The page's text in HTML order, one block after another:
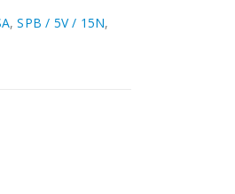
,SPB / 5V / 15N,